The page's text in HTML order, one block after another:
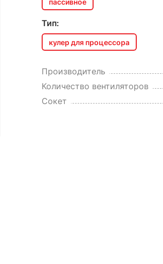
Тип:
кулер для процессора
Производитель
Количество вентиляторов
Сокет